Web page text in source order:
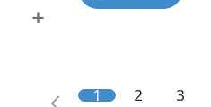
1 2 3